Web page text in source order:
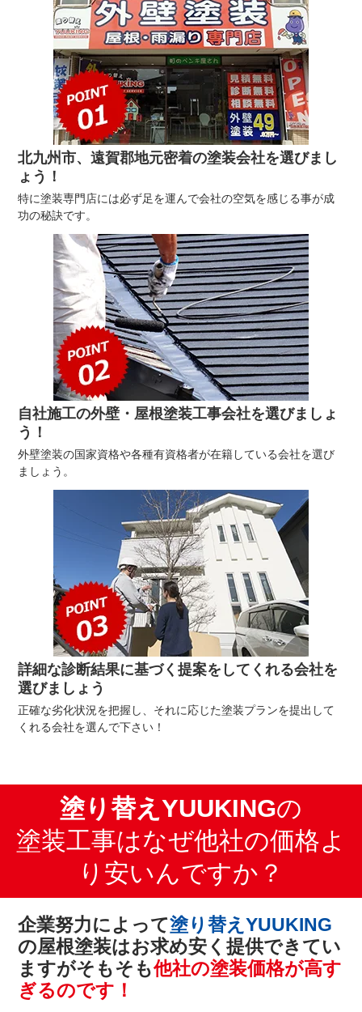
北九州市、遠賀郡地元密着の塗装会社を選びまし
ょう！
特に塗装専門店には必ず足を運んで会社の空気を感じる事が成
功の秘訣です。
自社施工の外壁・屋根塗装工事会社を選びましょ
う！
外壁塗装の国家資格や各種有資格者が在籍している会社を選び
ましょう。
詳細な診断結果に基づく提案をしてくれる会社を
選びましょう
正確な劣化状況を把握し、それに応じた塗装プランを提出して
くれる会社を選んで下さい！
塗り替えYUUKINGの
塗装工事はなぜ他社の価格よ
り安いんですか？
企業努力によって塗り替えYUUKING
の屋根塗装はお求め安く提供できてい
ますがそもそも他社の塗装価格が高す
ぎるのです！